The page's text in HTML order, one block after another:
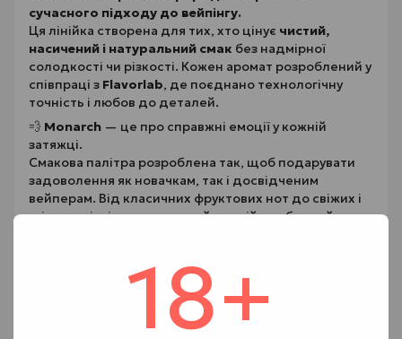
18+
сучасного підходу до вейпінгу.
Ця лінійка створена для тих, хто цінує чистий,
насичений і натуральний смак без надмірної
солодкості чи різкості. Кожен аромат розроблений у
співпраці з Flavorlab, де поєднано технологічну
точність і любов до деталей.
💨 Monarch — це про справжні емоції у кожній
затяжці.
Смакова палітра розроблена так, щоб подарувати
задоволення як новачкам, так і досвідченим
вейперам. Від класичних фруктових нот до свіжих і
ягідних міксів — кожен знайде свій улюблений
🔹 Об’єм — 30 мл
🔹 Співвідношення VG/PG — оптимальне для под-
систем і MTL-девайсів
🔹 Виробник — Flavorlab, Україна